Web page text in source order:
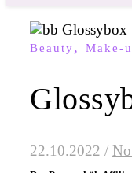
Beauty, Make-
22.10.2022 /